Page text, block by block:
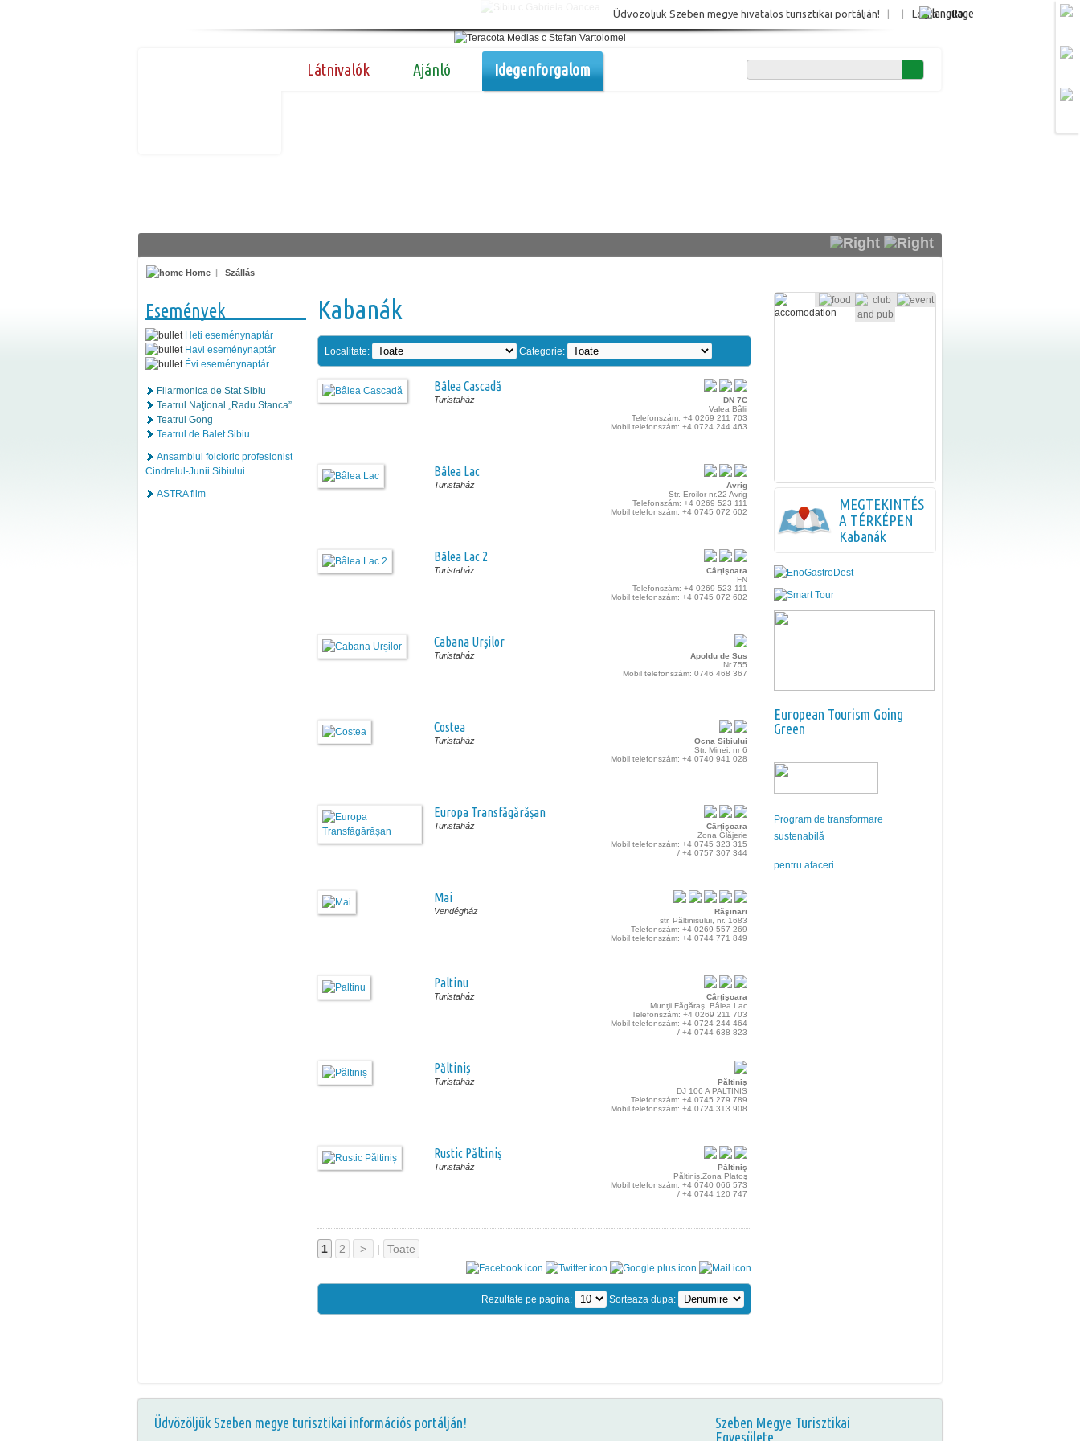
Login Ro
Üdvözöljük Szeben megye hivatalos turisztikai portálján!
Látnivalók Ajánló Idegenforgalom
Home | Szállás
Események
Heti eseménynaptár
Havi eseménynaptár
Évi eseménynaptár
Filarmonica de Stat Sibiu
Teatrul Naţional „Radu Stanca”
Teatrul Gong
Teatrul de Balet Sibiu
Ansamblul folcloric profesionist
Cindrelul-Junii Sibiului
ASTRA film
Kabanák
Localitate: Categorie:
Bâlea Cascadă
DN 7C
Valea Bâlii
Telefonszám: +4 0269 211 703
Mobil telefonszám: +4 0724 244 463
Turistaház
Bâlea Lac
Avrig
Str. Eroilor nr.22 Avrig
Telefonszám: +4 0269 523 111
Mobil telefonszám: +4 0745 072 602
Turistaház
Bâlea Lac 2
Cârţişoara
FN
Telefonszám: +4 0269 523 111
Mobil telefonszám: +4 0745 072 602
Turistaház
Cabana Urșilor
Apoldu de Sus
Nr.755
Mobil telefonszám: 0746 468 367
Turistaház
Costea
Ocna Sibiului
Str. Minei, nr 6
Mobil telefonszám: +4 0740 941 028
Turistaház
Europa Transfăgărășan
Cârţişoara
Zona Glăjerie
Mobil telefonszám: +4 0745 323 315
/ +4 0757 307 344
Turistaház
Mai
Răşinari
str. Păltinișului, nr. 1683
Telefonszám: +4 0269 557 269
Mobil telefonszám: +4 0744 771 849
Vendégház
Paltinu
Cârţişoara
Munţii Făgăraş, Bâlea Lac
Telefonszám: +4 0269 211 703
Mobil telefonszám: +4 0724 244 464
/ +4 0744 638 823
Turistaház
Păltiniș
Păltiniş
DJ 106 A PALTINIS
Telefonszám: +4 0745 279 789
Mobil telefonszám: +4 0724 313 908
Turistaház
Rustic Păltiniș
Păltiniş
Păltiniș.Zona Platoş
Mobil telefonszám: +4 0740 066 573
/ +4 0744 120 747
Turistaház
1 2 > | Toate
Rezultate pe pagina: Sorteaza dupa:
MEGTEKINTÉS
A TÉRKÉPEN
Kabanák
European Tourism Going
Green
Program de transformare
sustenabilă
pentru afaceri
Üdvözöljük Szeben megye turisztikai információs portálján!
Szeben Megye Turisztikai
Egyesülete